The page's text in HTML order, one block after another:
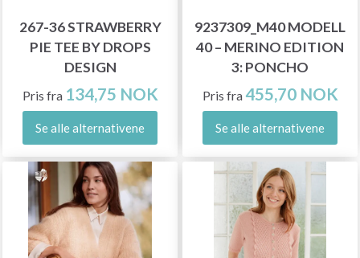
267-36 STRAWBERRY
PIE TEE BY DROPS
DESIGN
Pris fra 134,75 NOK
Se alle alternativene
9237309_M40 MODELL
40 – MERINO EDITION
3: PONCHO
Pris fra455,70 NOK
Se alle alternativene